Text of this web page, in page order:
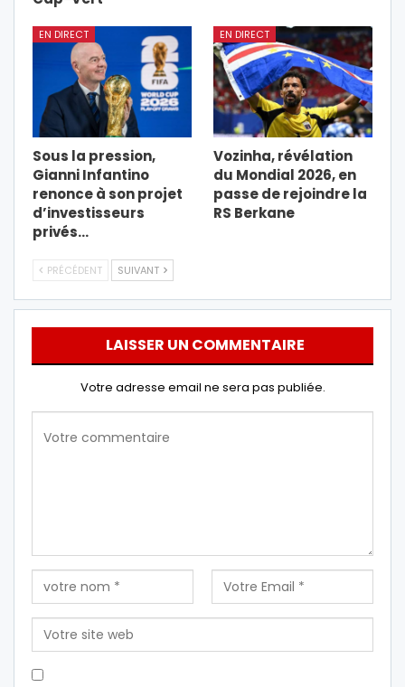
EN DIRECT
Sous la pression,
Gianni Infantino
renonce à son projet
d’investisseurs
privés…
EN DIRECT
Vozinha, révélation
du Mondial 2026, en
passe de rejoindre la
RS Berkane
PRÉCÉDENT SUIVANT
LAISSER UN COMMENTAIRE
Votre adresse email ne sera pas publiée.